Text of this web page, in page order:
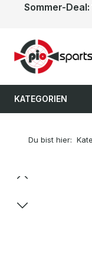
Hauptinhalt
Zur Suche springen
Zur
Sommer-
KATEGORIEN
Du bist hier:
Bildergalerie